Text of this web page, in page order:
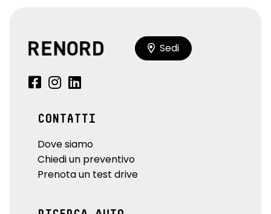
Sedi
CONTATTI
Dove siamo
Chiedi un preventivo
Prenota un test drive